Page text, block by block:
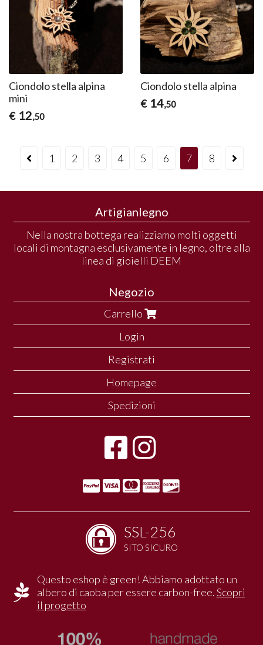
Ciondolo stella alpina
mini
€ 12,50
Ciondolo stella alpina
€ 14,50
1 2 3 4 5 6 7 8
Artigianlegno
Nella nostra bottega realizziamo molti oggetti
locali di montagna esclusivamente in legno, oltre alla
linea di gioielli DEEM
Negozio
Carrello
Login
Registrati
Homepage
Spedizioni
SSL-256
SITO SICURO
Questo eshop è green! Abbiamo adottato un
albero di caoba per essere carbon-free.Scopri
il progetto